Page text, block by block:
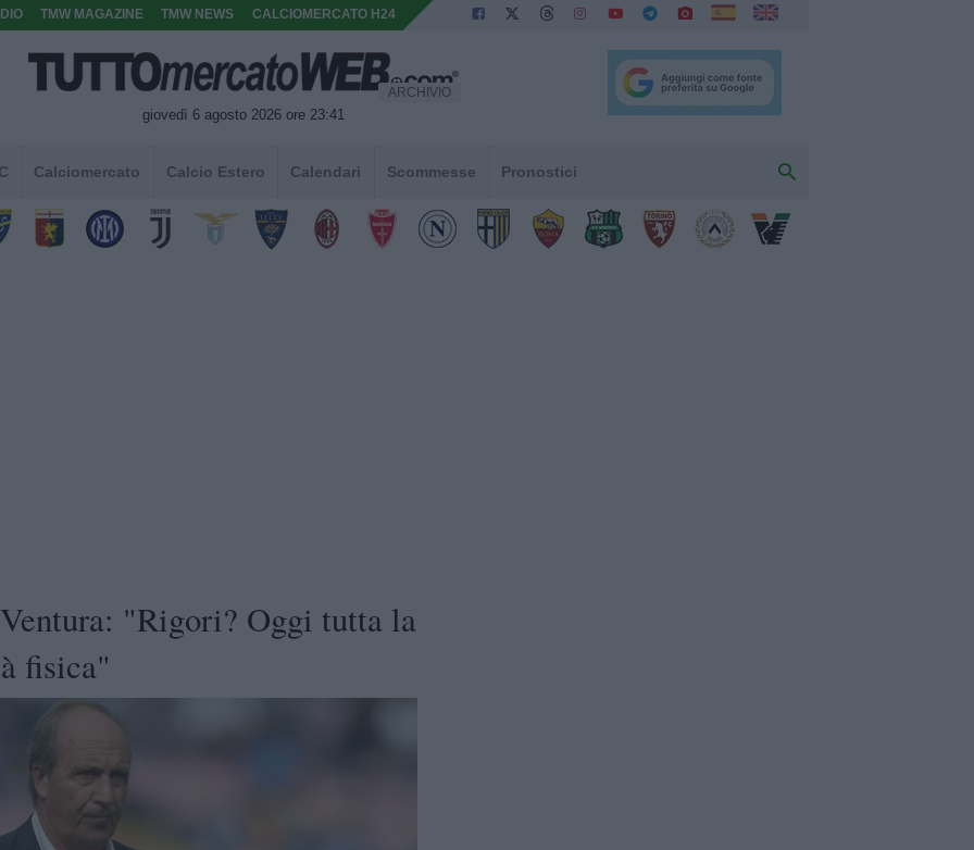
TMW MAGAZINE TMW NEWS CALCIOMERCATO H24
giovedì 6 agosto 2026 ore 23:41
ARCHIVIO
Calciomercato Calcio Estero Calendari Scommesse Pronostici
"Rigori? Oggi tutta la
fisica"